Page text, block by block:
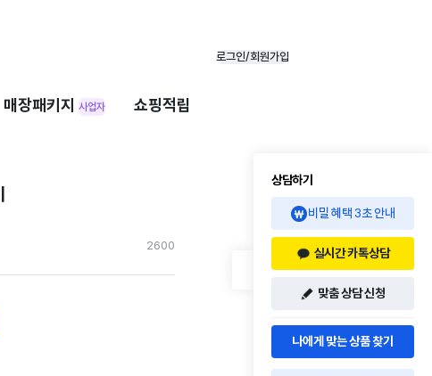
로그인/회원가입
매장패키지 사업자 쇼핑적립
2600
상담하기
비밀 혜택 3초 안내
실시간 카톡상담
맞춤 상담 신청
나에게 맞는 상품 찾기